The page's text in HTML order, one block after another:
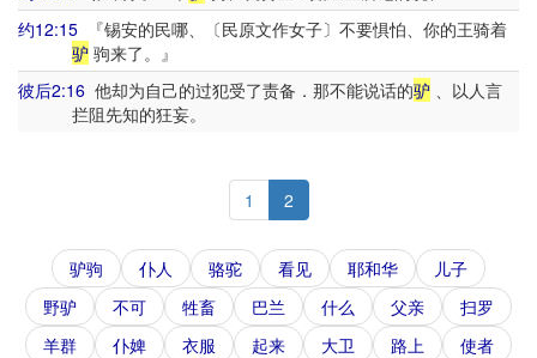
约12:15 『锡安的民哪、〔民原文作女子〕不要惧怕、你的王骑着
驴驹来了。』
彼后2:16 他却为自己的过犯受了责备．那不能说话的驴 、以人言
拦阻先知的狂妄。
1 2
驴驹 仆人 骆驼 看见 耶和华
儿子
野驴
不可 牲畜 巴兰 什么 父亲
扫罗
羊群
仆婢 衣服 起来 大卫 路上
使者